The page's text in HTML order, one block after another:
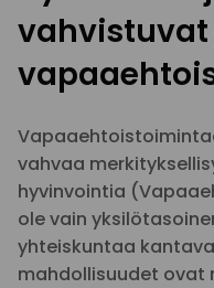
vahvistuvat
vahvaa
hyvinvointia
ole vain
yhteiskuntaa
mahdollisuudet ovat